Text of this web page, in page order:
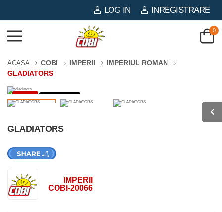
LOG IN INREGISTRARE
0
ACASA COBI IMPERII
IMPERIUL ROMAN
GLADIATORS
-3% 38 PIESE
GLADIATORS
IMPERII
COBI-20066